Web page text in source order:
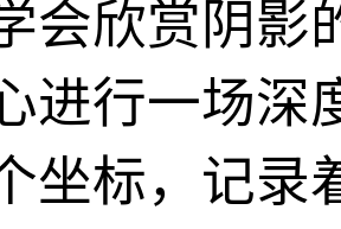
会欣赏阴影
进行一场深
坐标，记录